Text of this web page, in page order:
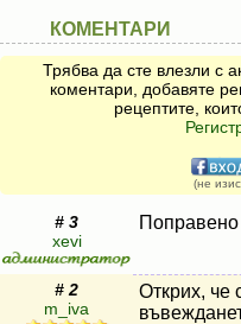
КОМЕНТАРИ
Трябва да сте влезли с
коментари, добавяте
рецептите,
(не
# 3
xevi
# 2
m_iva
Открих, че